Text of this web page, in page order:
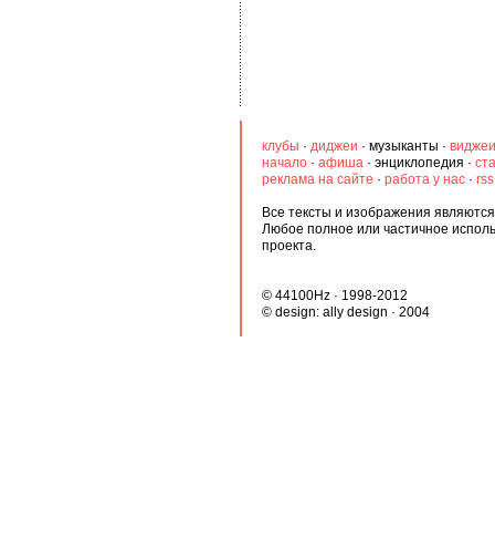
клубы · диджеи · музыканты · виджеи
начало · афиша · энциклопедия ·
реклама на сайте · работа у нас ·
Все тексты и изображения
Любое полное или частичное
проекта.
© 44100Hz · 1998-2012
© design: ally design · 2004